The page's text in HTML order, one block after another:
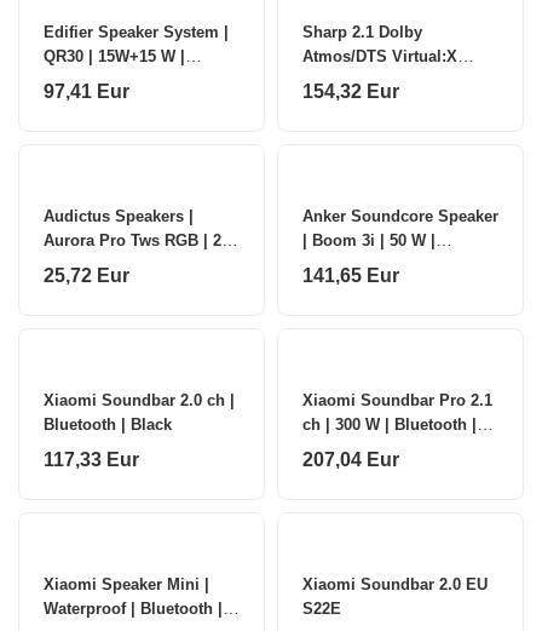
Edifier Speaker System |
QR30 | 15W+15 W |
Bluetooth | Black |
Wireless connection
97,41 Eur
Sharp 2.1 Dolby
Atmos/DTS Virtual:X
Soundbar with Slim
Wireless Subwoofer | HT-
154,32 Eur
Audictus Speakers |
Aurora Pro Tws RGB | 20
W | Waterproof |
Bluetooth | Black |
25,72 Eur
Anker Soundcore Speaker
| Boom 3i | 50 W |
Waterproof | Bluetooth |
Green | Portable |
141,65 Eur
Xiaomi Soundbar 2.0 ch |
Bluetooth | Black
117,33 Eur
Xiaomi Soundbar Pro 2.1
ch | 300 W | Bluetooth |
Black | Wireless
connection
207,04 Eur
Xiaomi Speaker Mini |
Waterproof | Bluetooth |
Xiaomi Soundbar 2.0 EU
S22E